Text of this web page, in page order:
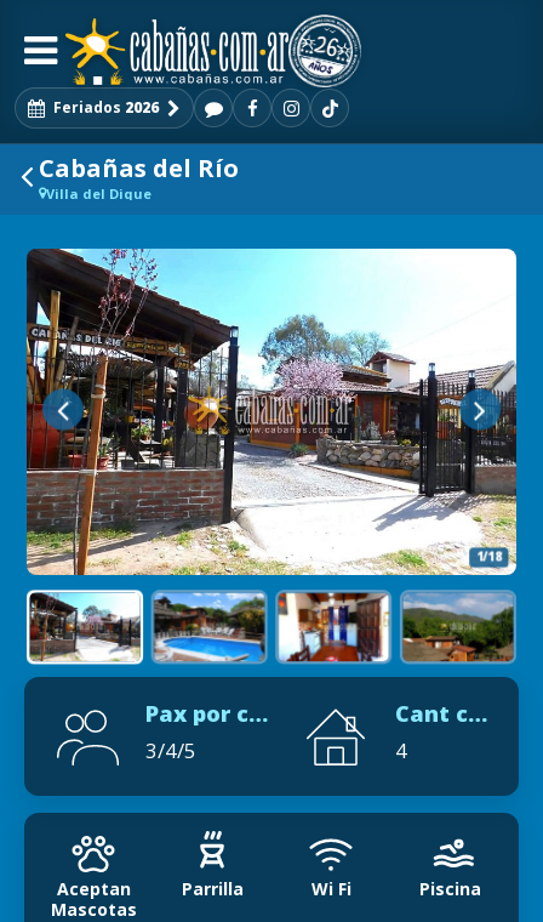
Feriados 2026
Cabañas del Río
Villa del Dique
2/18
Pax por cabaña
3/4/5
Cant cabañas
4
Aceptan
Mascotas
Parrilla Wi Fi Piscina